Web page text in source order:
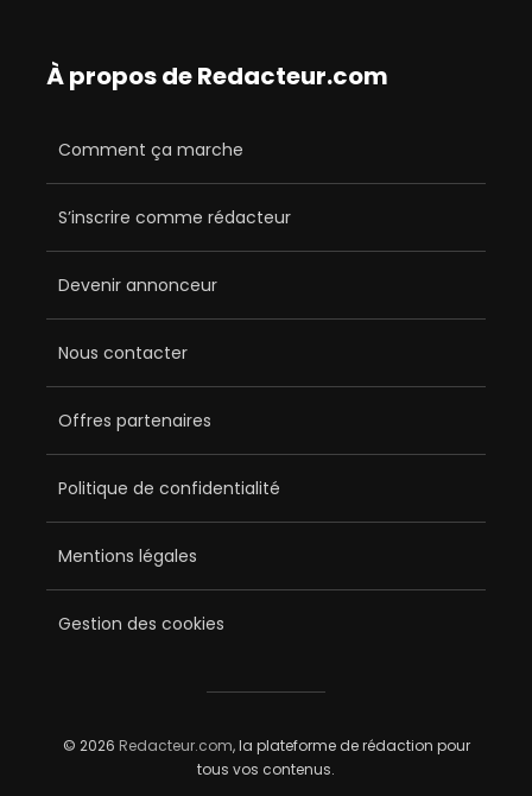
À propos de Redacteur.com
Comment ça marche
S’inscrire comme rédacteur
Devenir annonceur
Nous contacter
Offres partenaires
Politique de confidentialité
Mentions légales
Gestion des cookies
© 2026 Redacteur.com, la plateforme de rédaction pour
tous vos contenus.